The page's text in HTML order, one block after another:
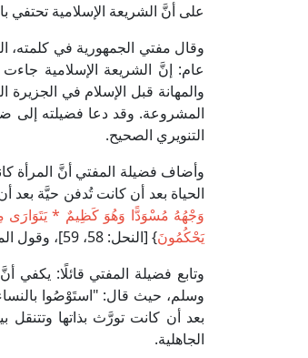
على أنَّ الشريعة الإسلامية تحتفي
عام: إنَّ الشريعة الإسلامية
والمهانة قبل الإسلام في
المشروعة. وقد دعا فضيلته إلى
التنويري الصحيح.
وأضاف فضيلة المفتي أنَّ المرأة
الحياة بعد أن كانت تُدفن حيَّة بعد
وَجْهُهُ مُسْوَدًّا وَهُوَ كَظِيمٌ * يَتَوَارَى
يَحْكُمُونَ} [النحل: 58، 59]، وقول المولى عزَّ وجلَّ: {
وتابع فضيلة المفتي قائلًا: يكفي
وسلم، حيث قال: "استَوْصُوا
بعد أن كانت تورَّث بذاتها وتتنقل
الجاهلية.